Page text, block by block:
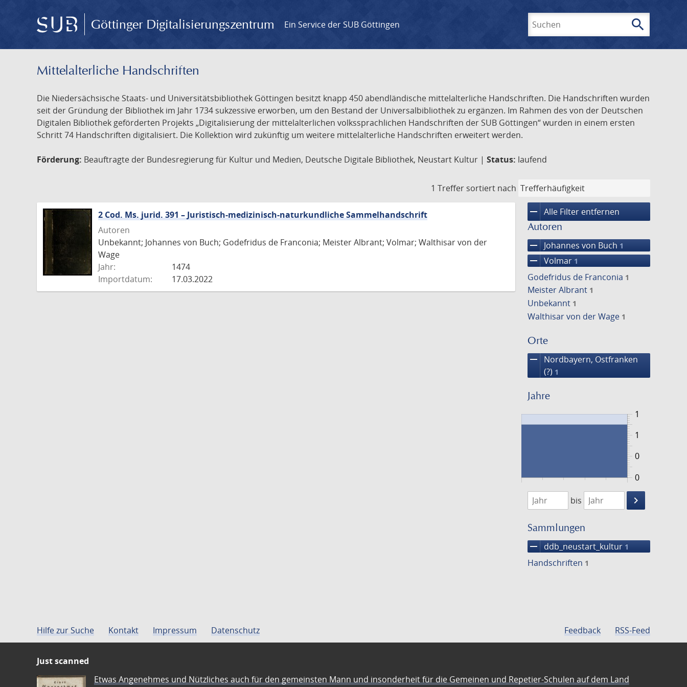
Göttinger Digitalisierungszentrum Ein Service der SUB Göttingen search
Mittelalterliche Handschriften
Die Niedersächsische Staats- und Universitätsbibliothek Göttingen besitzt knapp 450 abendländische mittelalterliche Handschriften. Die Handschriften wurden
seit der Gründung der Bibliothek im Jahr 1734 sukzessive erworben, um den Bestand der Universalbibliothek zu ergänzen. Im Rahmen des von der Deutschen
Digitalen Bibliothek geförderten Projekts „Digitalisierung der mittelalterlichen volkssprachlichen Handschriften der SUB Göttingen“ wurden in einem ersten
Schritt 74 Handschriften digitalisiert. Die Kollektion wird zukünftig um weitere mittelalterliche Handschriften erweitert werden.
Förderung: Beauftragte der Bundesregierung für Kultur und Medien, Deutsche Digitale Bibliothek, Neustart Kultur | Status: laufend
1 Treffer sortiert nach
remove Alle Filter entfernen
Autoren
remove Johannes von Buch 1
remove Volmar 1
Godefridus de Franconia 1
Meister Albrant 1
Unbekannt 1
Walthisar von der Wage 1
Orte
remove
Nordbayern, Ostfranken
(?) 1
Jahre
0
1
0
1
1474
1475
bis
keyboard_arrow_right
Suche
Sammlungen
remove ddb_neustart_kultur 1
Handschriften 1
2 Cod. Ms. jurid. 391 – Juristisch-medizinisch-naturkundliche Sammelhandschrift
Autoren
Unbekannt; Johannes von Buch; Godefridus de Franconia; Meister Albrant; Volmar; Walthisar von der
Wage
Jahr:
1474
Importdatum:
17.03.2022
Hilfe zur Suche Kontakt Impressum Datenschutz Feedback RSS-Feed
Just scanned
Etwas Angenehmes und Nützliches auch für den gemeinsten Mann und insonderheit für die Gemeinen und Repetier-Schulen auf dem Land